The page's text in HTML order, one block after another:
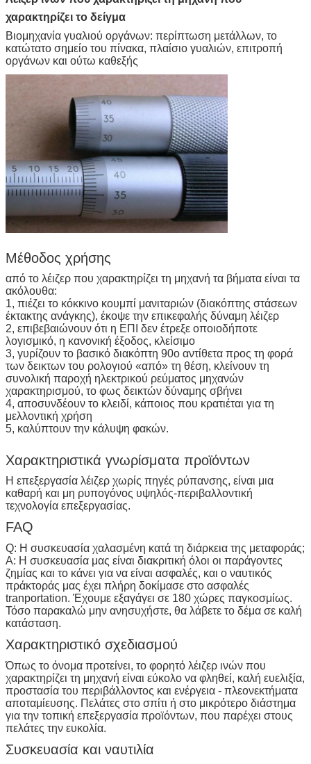
χαρακτηρίζει το δείγμα
Βιομηχανία γυαλιού οργάνων: περίπτωση μετάλλων, το
κατώτατο σημείο του πίνακα, πλαίσιο γυαλιών, επιτροπή
οργάνων και ούτω καθεξής
Μέθοδος χρήσης
από το λέιζερ που χαρακτηρίζει τη μηχανή τα βήματα είναι τα
ακόλουθα:
1, πιέζει το κόκκινο κουμπί μανιταριών (διακόπτης στάσεων
έκτακτης ανάγκης), έκοψε την επικεφαλής δύναμη λέιζερ
2, επιβεβαιώνουν ότι η ΕΠΙ δεν έτρεξε οποιοδήποτε
λογισμικό, η κανονική έξοδος, κλείσιμο
3, γυρίζουν το βασικό διακόπτη 90o αντίθετα προς τη φορά
των δεικτων του ρολογιού «από» τη θέση, κλείνουν τη
συνολική παροχή ηλεκτρικού ρεύματος μηχανών
χαρακτηρισμού, το φως δεικτών δύναμης σβήνει
4, αποσυνδέουν το κλειδί, κάποιος που κρατιέται για τη
μελλοντική χρήση
5, καλύπτουν την κάλυψη φακών.
Χαρακτηριστικά γνωρίσματα προϊόντων
Η επεξεργασία λέιζερ χωρίς πηγές ρύπανσης, είναι μια
καθαρή και μη ρυπογόνος υψηλός-περιβαλλοντική
τεχνολογία επεξεργασίας.
FAQ
Q: Η συσκευασία χαλασμένη κατά τη διάρκεια της μεταφοράς;
Α: Η συσκευασία μας είναι διακριτική όλοι οι παράγοντες
ζημίας και το κάνει για να είναι ασφαλές, και ο ναυτικός
πράκτοράς μας έχει πλήρη δοκίμασε στο ασφαλές
tranportation. Έχουμε εξαγάγει σε 180 χώρες παγκοσμίως.
Τόσο παρακαλώ μην ανησυχήστε, θα λάβετε το δέμα σε καλή
κατάσταση.
Χαρακτηριστικό σχεδιασμού
Όπως το όνομα προτείνει, το φορητό λέιζερ ινών που
χαρακτηρίζει τη μηχανή είναι εύκολο να φληθεί, καλή ευελιξία,
προστασία του περιβάλλοντος και ενέργεια - πλεονεκτήματα
αποταμίευσης. Πελάτες στο σπίτι ή στο μικρότερο διάστημα
για την τοπική επεξεργασία προϊόντων, που παρέχει στους
πελάτες την ευκολία.
Συσκευασία και ναυτιλία